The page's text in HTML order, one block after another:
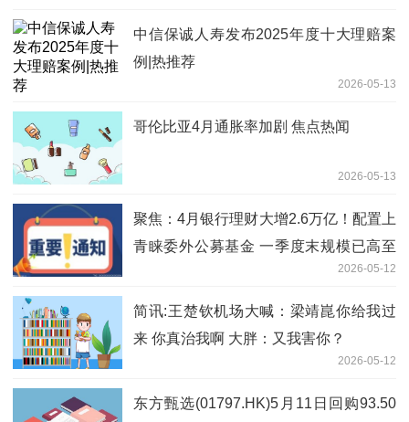
中信保诚人寿发布2025年度十大理赔案
例|热推荐
2026-05-13
哥伦比亚4月通胀率加剧 焦点热闻
2026-05-13
聚焦：4月银行理财大增2.6万亿！配置上
青睐委外公募基金 一季度末规模已高至
2026-05-12
简讯:王楚钦机场大喊：梁靖崑你给我过
来 你真治我啊 大胖：又我害你？
2026-05-12
东方甄选(01797.HK)5月11日回购93.50